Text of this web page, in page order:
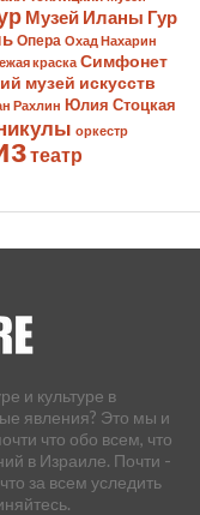
Музей Иланы Гур
Опера Охад Нахарин
краска Симфонет
музей искусств
Рахлин Юлия Стоцкая
оркестр
театр
и культуре в
явления? Это мы и
что обо всем, что
в Израиле. Почти -
за всем уследить